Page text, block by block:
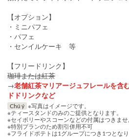
【オプション】
・ミニパフェ
・パフェ
・センイルケーキ 等
【フリードリンク】
珈琲または紅茶
→老舗紅茶マリアージュフレールを含
ドドリンクなど
Chú ý ※写真はイメージです。
※ティースタンドのみのご提供となります。
※セイボリーやスコーンなどの付属はつきませ
※特別プランのため割引併用不可
※フライドポテトは1グループにつき1つとな